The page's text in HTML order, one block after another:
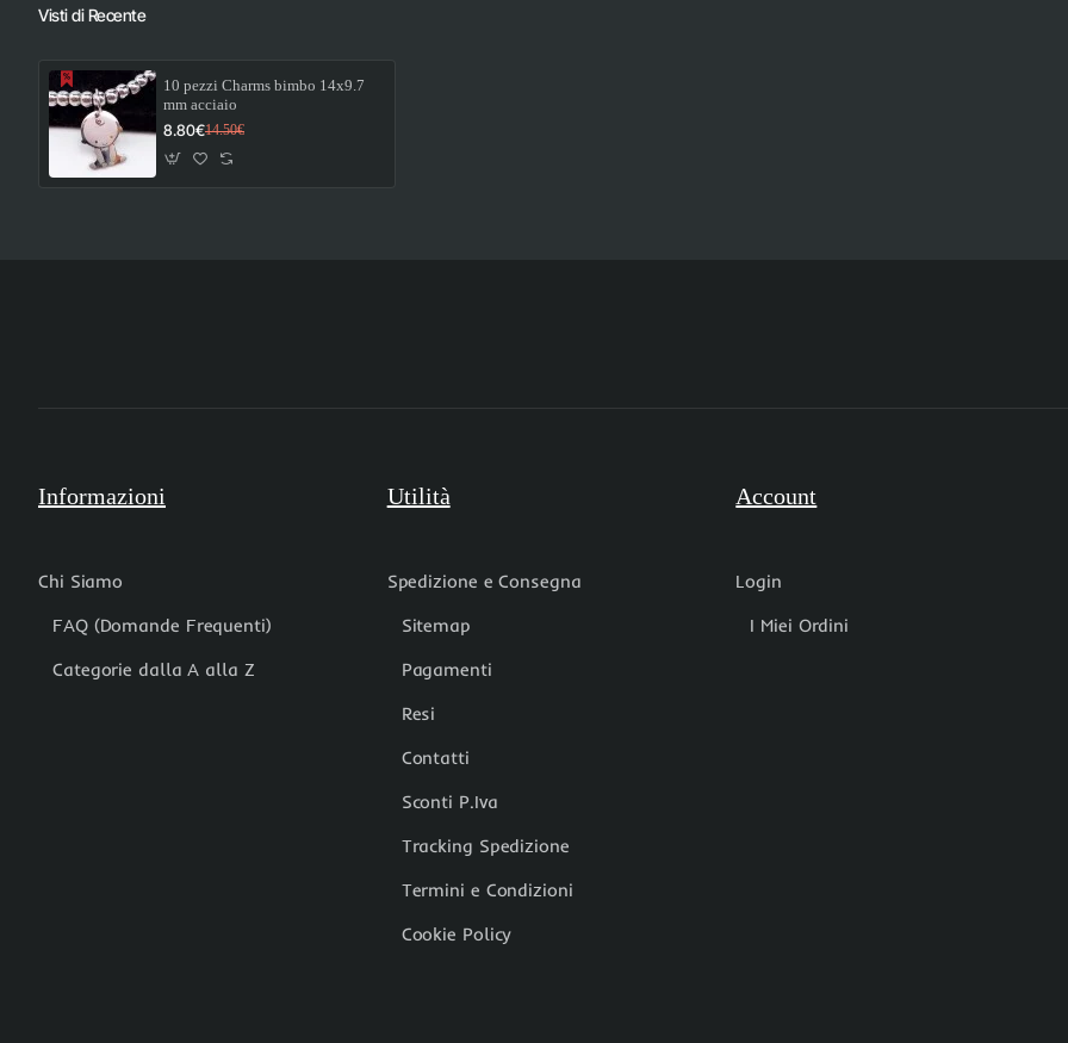
Visti di Recente
10 pezzi Charms bimbo 14x9.7
mm acciaio
8.80€14.50€
Informazioni
Chi Siamo
FAQ (Domande Frequenti)
Categorie dalla A alla Z
Utilità
Spedizione e Consegna
Sitemap
Pagamenti
Resi
Contatti
Sconti P.Iva
Tracking Spedizione
Termini e Condizioni
Cookie Policy
Account
Login
I Miei Ordini